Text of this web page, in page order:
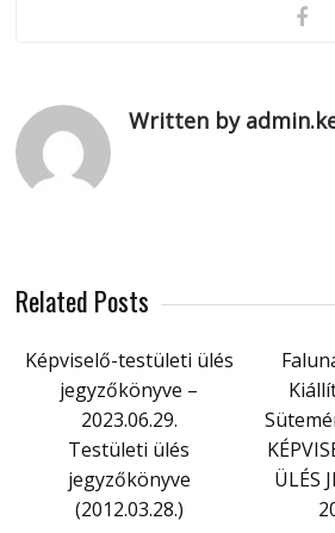
Written by
Related Posts
Képviselő-testületi ülés
jegyzőkönyve –
2023.06.29.
Testületi ülés
jegyzőkönyve
(2012.03.28.)
ÜLÉS